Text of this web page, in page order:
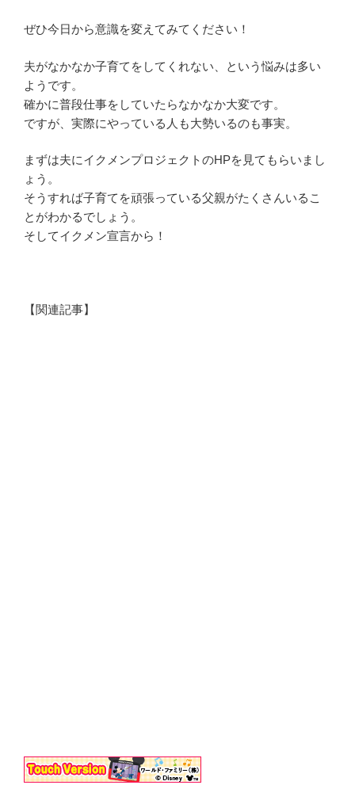
ぜひ今日から意識を変えてみてください！
夫がなかなか子育てをしてくれない、という悩みは多い
ようです。
確かに普段仕事をしていたらなかなか大変です。
ですが、実際にやっている人も大勢いるのも事実。
まずは夫にイクメンプロジェクトのHPを見てもらいまし
ょう。
そうすれば子育てを頑張っている父親がたくさんいるこ
とがわかるでしょう。
そしてイクメン宣言から！
【関連記事】